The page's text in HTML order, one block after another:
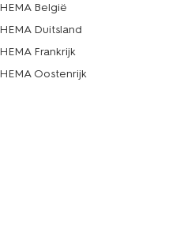
HEMA België
HEMA Duitsland
HEMA Frankrijk
HEMA Oostenrijk